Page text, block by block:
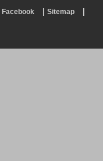
Facebook Sitemap